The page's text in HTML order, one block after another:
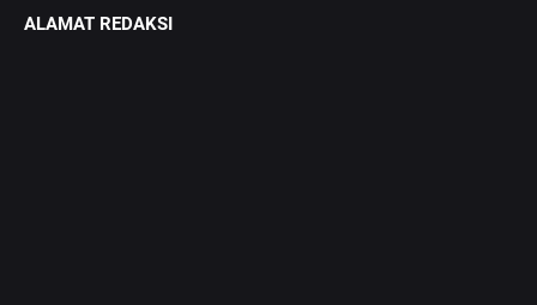
ALAMAT REDAKSI